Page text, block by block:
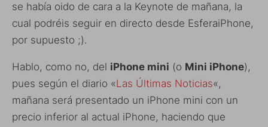
se había oido de cara a la Keynote de mañana, la
cual podréis seguir en directo desde EsferaiPhone,
por supuesto ;).
Hablo, como no, del iPhone mini (o Mini iPhone),
pues según el diario «Las Últimas Noticias«,
mañana será presentado un iPhone mini con un
precio inferior al actual iPhone, haciendo que